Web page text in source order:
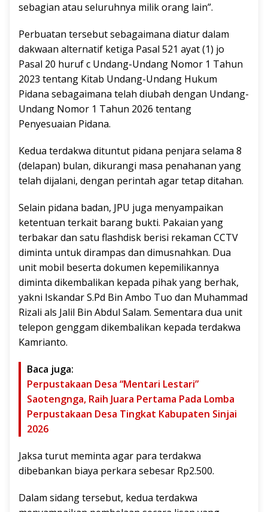
sebagian atau seluruhnya milik orang lain”.
Perbuatan tersebut sebagaimana diatur dalam
dakwaan alternatif ketiga Pasal 521 ayat (1) jo
Pasal 20 huruf c Undang-Undang Nomor 1 Tahun
2023 tentang Kitab Undang-Undang Hukum
Pidana sebagaimana telah diubah dengan Undang-
Undang Nomor 1 Tahun 2026 tentang
Penyesuaian Pidana.
Kedua terdakwa dituntut pidana penjara selama 8
(delapan) bulan, dikurangi masa penahanan yang
telah dijalani, dengan perintah agar tetap ditahan.
Selain pidana badan, JPU juga menyampaikan
ketentuan terkait barang bukti. Pakaian yang
terbakar dan satu flashdisk berisi rekaman CCTV
diminta untuk dirampas dan dimusnahkan. Dua
unit mobil beserta dokumen kepemilikannya
diminta dikembalikan kepada pihak yang berhak,
yakni Iskandar S.Pd Bin Ambo Tuo dan Muhammad
Rizali als Jalil Bin Abdul Salam. Sementara dua unit
telepon genggam dikembalikan kepada terdakwa
Kamrianto.
Baca juga:
Perpustakaan Desa “Mentari Lestari”
Saotengnga, Raih Juara Pertama Pada Lomba
Perpustakaan Desa Tingkat Kabupaten Sinjai
2026
Jaksa turut meminta agar para terdakwa
dibebankan biaya perkara sebesar Rp2.500.
Dalam sidang tersebut, kedua terdakwa